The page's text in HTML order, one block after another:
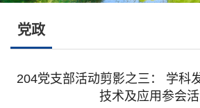
党政
204党支部活动剪影之三： 学科
技术及应用参会